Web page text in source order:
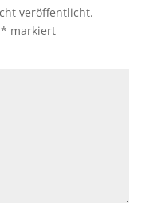
veröffentlicht.
* markiert